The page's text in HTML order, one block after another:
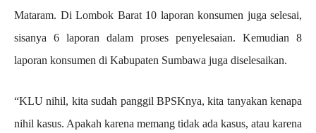
Mataram. Di Lombok Barat 10 laporan konsumen juga selesai,
sisanya 6 laporan dalam proses penyelesaian. Kemudian 8
laporan konsumen di Kabupaten Sumbawa juga diselesaikan.
“KLU nihil, kita sudah panggil BPSKnya, kita tanyakan kenapa
nihil kasus. Apakah karena memang tidak ada kasus, atau karena